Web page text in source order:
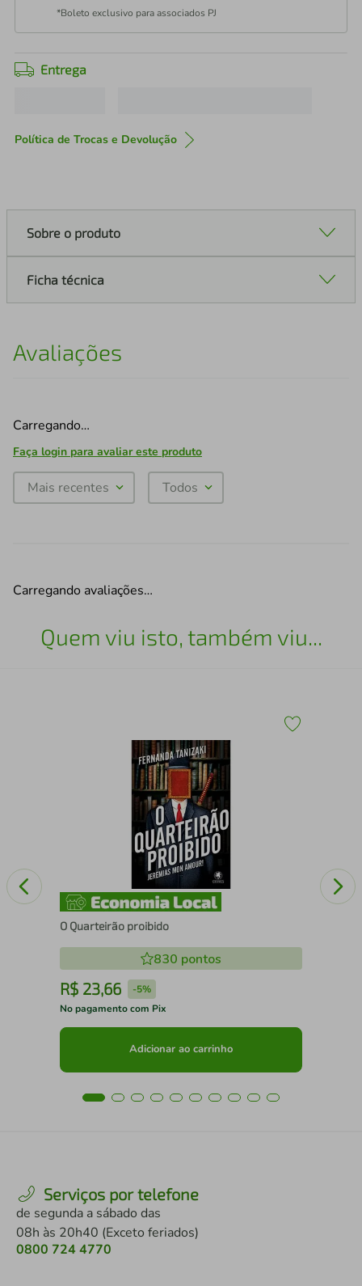
*Boleto exclusivo para associados PJ
Entrega
Política de Trocas e Devolução
Sobre o produto
Ficha técnica
Avaliações
Carregando…
Faça login para avaliar este produto
Mais recentes Todos
Carregando avaliações…
Quem viu isto, também viu...
O Quarteirão proibido
830 pontos
R$ 23,66 -5%
No pagamento com Pix
Adicionar ao carrinho
Serviços por telefone
de segunda a sábado das
08h às 20h40 (Exceto feriados)
0800 724 4770